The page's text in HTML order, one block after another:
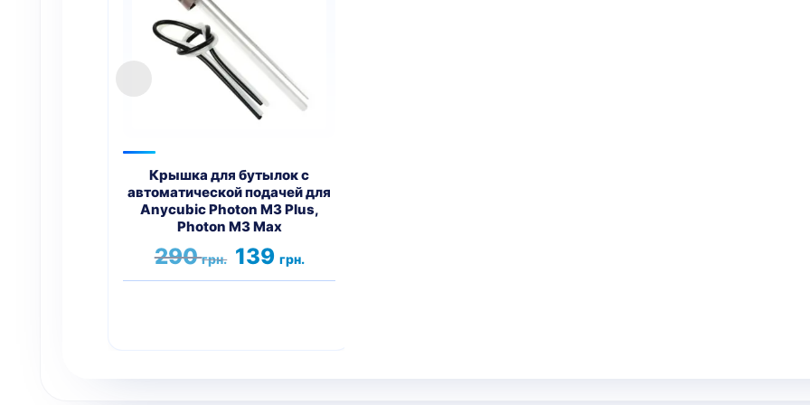
Крышка для бутылок с
автоматической подачей для
Anycubic Photon M3 Plus,
Photon M3 Max
290грн. Первоначальная
цена
составляла
139 грн.
цена:
139 грн..